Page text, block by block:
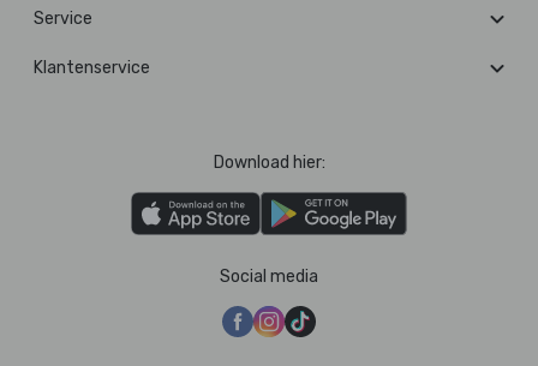
Service
Klantenservice
Download hier:
Social media